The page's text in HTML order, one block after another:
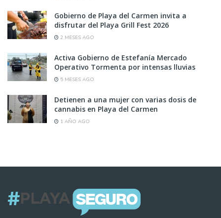
Gobierno de Playa del Carmen invita a
disfrutar del Playa Grill Fest 2026
2 MESES AGO
Activa Gobierno de Estefanía Mercado
Operativo Tormenta por intensas lluvias
5 MESES AGO
Detienen a una mujer con varias dosis de
cannabis en Playa del Carmen
1 AÑO AGO